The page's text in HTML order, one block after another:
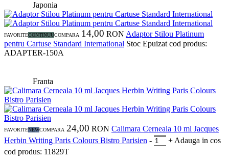
Japonia
FAVORITECONTINUUCOMPARA 14,00 RON Adaptor Stilou Platinum
pentru Cartuse Standard International Stoc Epuizat cod produs:
ADAPTER-150A
Franta
FAVORITENEWCOMPARA 24,00 RON Calimara Cerneala 10 ml Jacques
Herbin Writing Paris Colours Bistro Parisien - + Adauga in cos
cod produs: 11829T